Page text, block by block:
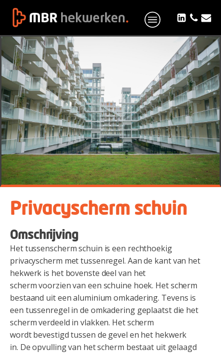
Privacyscherm schuin
Omschrijving
Het tussenscherm schuin is een rechthoekig
privacyscherm met tussenregel. Aan de kant van het
hekwerk is het bovenste deel van het
scherm voorzien van een schuine hoek. Het scherm
bestaand uit een aluminium omkadering. Tevens is
een tussenregel in de omkadering geplaatst die het
scherm verdeeld in vlakken. Het scherm
wordt bevestigd tussen de gevel en het hekwerk
in. De opvulling van het scherm bestaat uit gelaagd